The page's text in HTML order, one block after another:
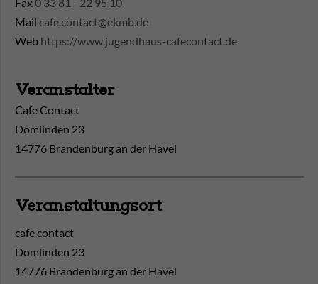
Fax0 33 81 - 22 95 10
Mail cafe.contact@ekmb.de
Web https://www.jugendhaus-cafecontact.de
Veranstalter
Cafe Contact
Domlinden 23
14776 Brandenburg an der Havel
Veranstaltungsort
cafe contact
Domlinden 23
14776 Brandenburg an der Havel